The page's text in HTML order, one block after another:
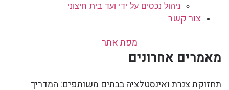
ניהול נכסים על ידי ועד בית חיצוני
צור קשר
מפת אתר
מאמרים אחרונים
תחזוקת צנרת ואינסטלציה בבתים משותפים: המדריך